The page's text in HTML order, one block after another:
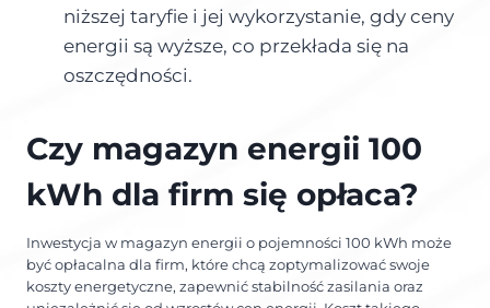
niższej taryfie i jej wykorzystanie, gdy ceny
energii są wyższe, co przekłada się na
oszczędności.
Czy magazyn energii 100
kWh dla firm się opłaca?
Inwestycja w magazyn energii o pojemności 100 kWh może
być opłacalna dla firm, które chcą zoptymalizować swoje
koszty energetyczne, zapewnić stabilność zasilania oraz